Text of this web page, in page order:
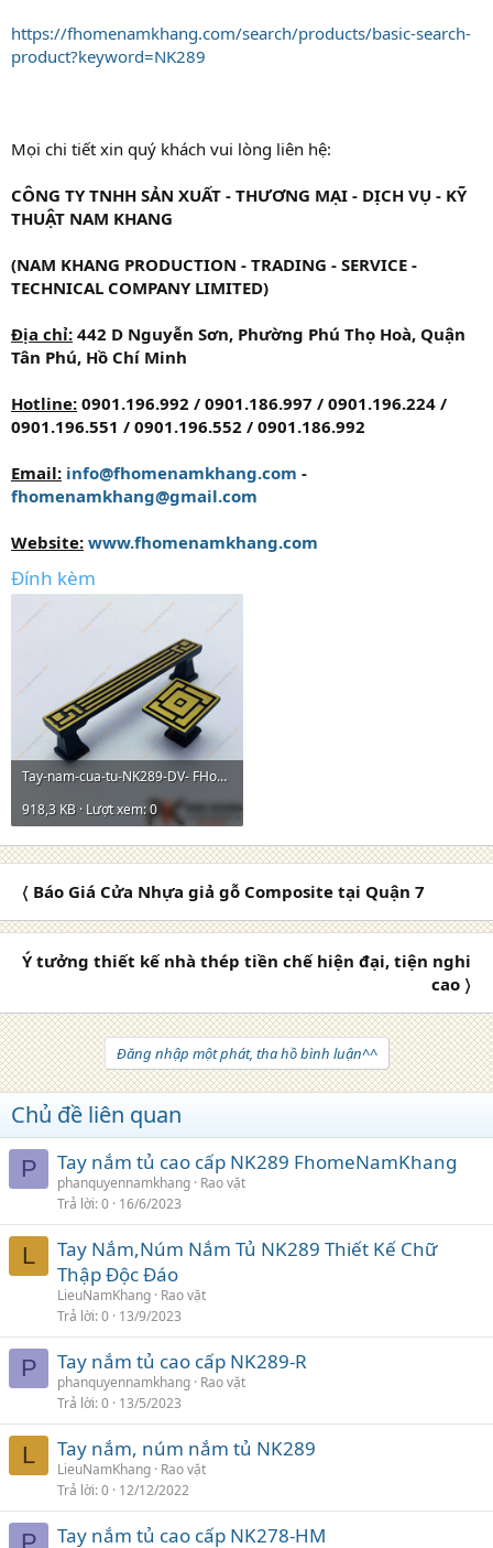
https://fhomenamkhang.com/search/products/basic-search-
product?keyword=NK289
Mọi chi tiết xin quý khách vui lòng liên hệ:
CÔNG TY TNHH SẢN XUẤT - THƯƠNG MẠI - DỊCH VỤ - KỸ
THUẬT NAM KHANG
(NAM KHANG PRODUCTION - TRADING - SERVICE -
TECHNICAL COMPANY LIMITED)
Địa chỉ: 442 D Nguyễn Sơn, Phường Phú Thọ Hoà, Quận
Tân Phú, Hồ Chí Minh
Hotline: 0901.196.992 / 0901.186.997 / 0901.196.224 /
0901.196.551 / 0901.196.552 / 0901.186.992
Email: info@fhomenamkhang.com -
fhomenamkhang@gmail.com
Website: www.fhomenamkhang.com
Đính kèm
Tay-nam-cua-tu-NK289-DV- FHomeNamKhang (6).jpg
918,3 KB · Lượt xem: 0
〈 Báo Giá Cửa Nhựa giả gỗ Composite tại Quận 7
Ý tưởng thiết kế nhà thép tiền chế hiện đại, tiện nghi
cao 〉
Đăng nhập một phát, tha hồ bình luận^^
Chủ đề liên quan
P Tay nắm tủ cao cấp NK289 FhomeNamKhang
phanquyennamkhang Rao vặt
Trả lời 0 16/6/2023
L
Tay Nắm,Núm Nắm Tủ NK289 Thiết Kế Chữ
Thập Độc Đáo
LieuNamKhang Rao vặt
Trả lời 0 13/9/2023
P Tay nắm tủ cao cấp NK289-R
phanquyennamkhang Rao vặt
Trả lời 0 13/5/2023
L Tay nắm, núm nắm tủ NK289
LieuNamKhang Rao vặt
Trả lời 0 12/12/2022
P Tay nắm tủ cao cấp NK278-HM